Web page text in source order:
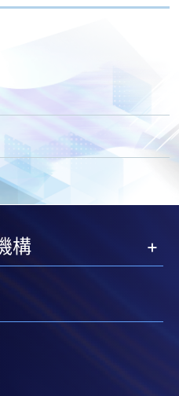
）、微信支付
名中心，以現金、「易
，抬頭請註明「香港大
請寫上課程名稱及申請
線支票、報名表格及有關
遞失誤而遺失的支票及個
構